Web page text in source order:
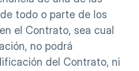
todo o parte de los
el Contrato, sea cual
no podrá
del Contrato, ni